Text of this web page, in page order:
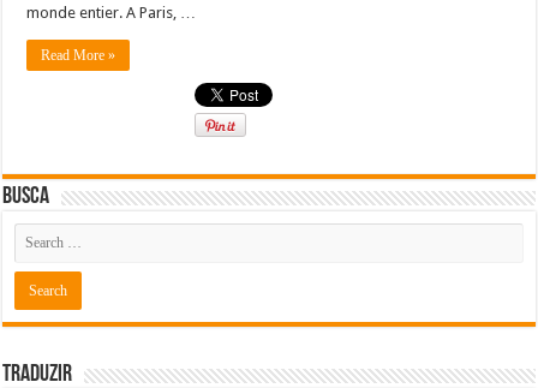
monde entier. A Paris, …
Read More »
Busca
Traduzir